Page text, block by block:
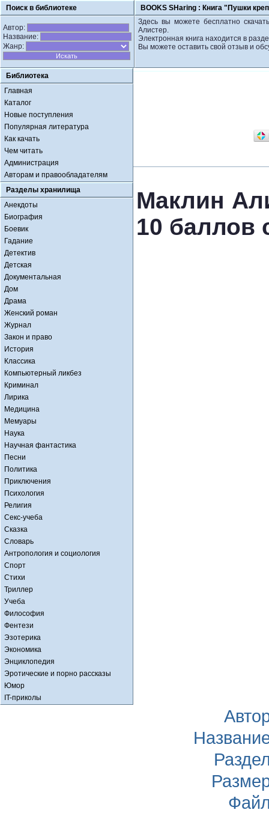
Поиск в библиотеке BOOKS SHaring : Книга "Пушки
Автор:
Название:
Жанр:
Здесь вы можете бесплатно
Алистер.
Электронная книга находится в
Вы можете оставить свой отзыв и
Библиотека
Главная
Каталог
Новые поступления
Популярная литература
Как качать
Чем читать
Администрация
Авторам и правообладателям
Разделы хранилища
Анекдоты
Биография
Боевик
Гадание
Детектив
Детская
Документальная
Дом
Драма
Женский роман
Журнал
Закон и право
История
Классика
Компьютерный ликбез
Криминал
Лирика
Медицина
Мемуары
Наука
Научная фантастика
Песни
Политика
Приключения
Психология
Религия
Секс-учеба
Сказка
Словарь
Антропология и социология
Спорт
Стихи
Триллер
Учеба
Философия
Фентези
Эзотерика
Экономика
Энциклопедия
Эротические и порно рассказы
Юмор
IT-приколы
Маклин
10 баллов